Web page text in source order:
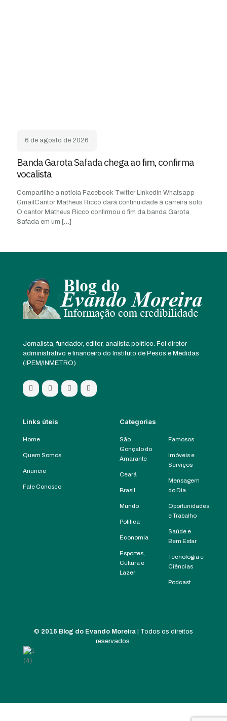
6 de agosto de 2026
Banda Garota Safada chega ao fim, confirma
vocalista
Compartilhe a notícia Facebook Twitter Linkedin Whatsapp
GmailCantor Matheus Ricco dará continuidade à carreira solo.
O cantor Matheus Ricco confirmou o fim da banda Garota
Safada em um […]
Jornalista, fundador, editor, analista político. Foi diretor
administrativo e financeiro do Instituto de Pesos e Medidas
(IPEM/INMETRO)
Links úteis
Home
Quem Somos
Anuncie
Fale Conosco
Categorias
São
Gonçalo do
Amarante
Ceará
Brasil
Mundo
Política
Economia
Esportes,
Cultura e
Lazer
Famosos
Imóveis e
Serviços
Mensagem
do Dia
Oportunidades
e Trabalho
Saúde e
Bem Estar
Tecnologia e
Ciências
Podcast
© 2016 Blog do Evando Moreira | Todos os direitos
reservados.